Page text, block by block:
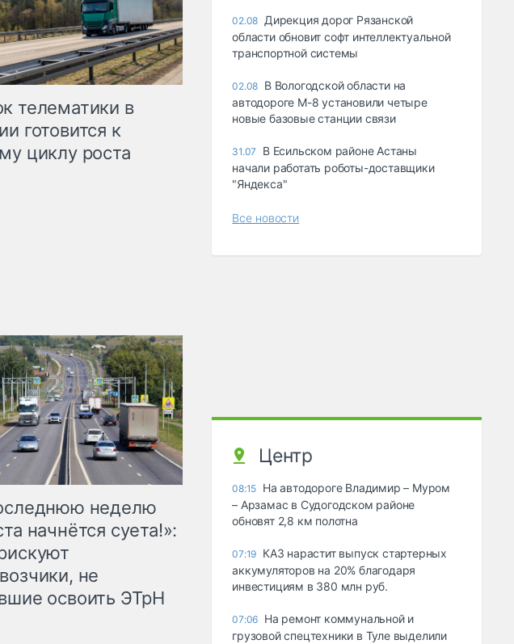
телематики в
готовится к
циклу роста
неделю
начнётся суета!»:
не
освоить ЭТрН
02.08 Дирекция дорог Рязанской
области обновит софт интеллектуальной
транспортной системы
02.08 В Вологодской области на
автодороге М-8 установили четыре
новые базовые станции связи
31.07
В Есильском районе Астаны
начали работать роботы-доставщики
"Яндекса"
Все новости
Центр
08:15 На автодороге Владимир – Муром
– Арзамас в Судогодском районе
обновят 2,8 км полотна
07:19 КАЗ нарастит выпуск стартерных
аккумуляторов на 20% благодаря
инвестициям в 380 млн руб.
07:06 На ремонт коммунальной и
грузовой спецтехники в Туле выделили